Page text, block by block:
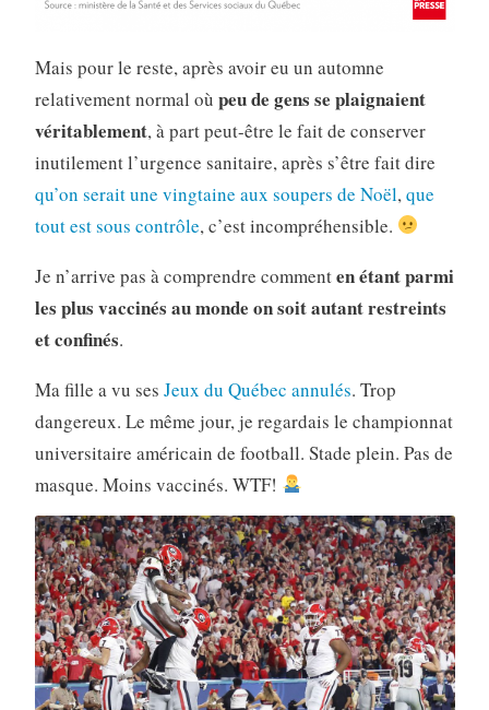
Mais pour le reste, après avoir eu un automne
relativement normal où peu de gens se plaignaient
véritablement, à part peut-être le fait de conserver
inutilement l’urgence sanitaire, après s’être fait dire
qu’on serait une vingtaine aux soupers de Noël,que
tout est sous contrôle, c’est incompréhensible.
Je n’arrive pas à comprendre commenten étant parmi
les plus vaccinés au monde on soit autant restreints
et confinés.
Ma fille a vu ses Jeux du Québec annulés. Trop
dangereux. Le même jour, je regardais le championnat
universitaire américain de football. Stade plein. Pas de
masque. Moins vaccinés. WTF!